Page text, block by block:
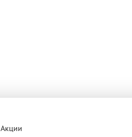
Акции